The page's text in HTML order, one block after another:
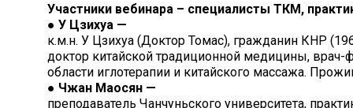
Участники вебинара – специалисты ТКМ,
● У Цзихуа —
к.м.н. У Цзихуа (Доктор Томас), гражданин КНР
доктор китайской традиционной медицины, врач-
области иглотерапии и китайского массажа.
● Чжан Маосян —
преподаватель Чанчуньского университета,